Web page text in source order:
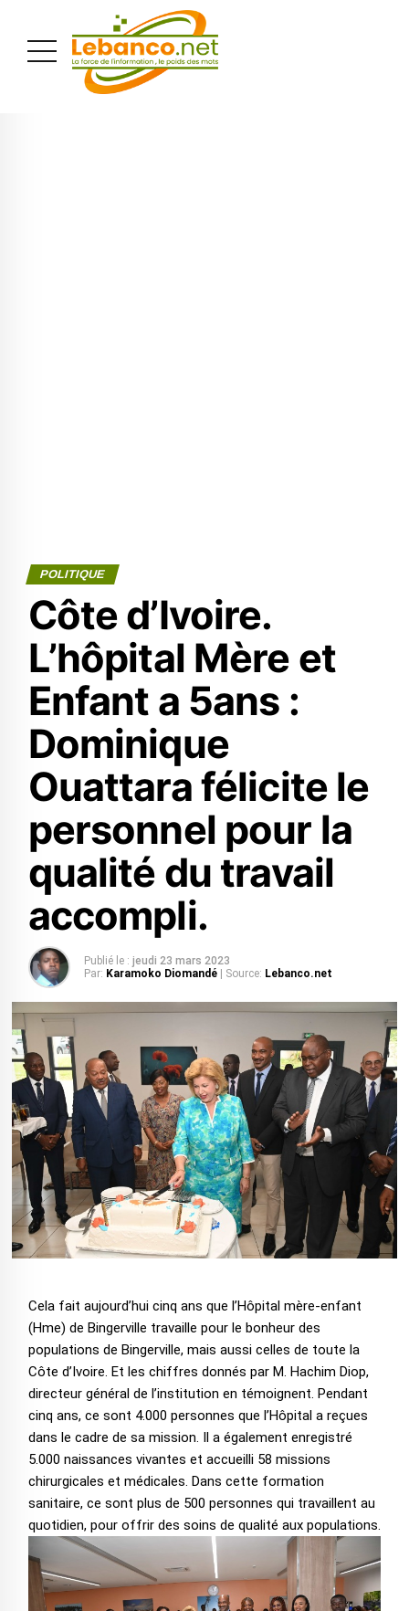
POLITIQUE
Côte d’Ivoire.
L’hôpital Mère et
Enfant a 5ans :
Dominique
Ouattara félicite le
personnel pour la
qualité du travail
accompli.
Publié le : jeudi 23 mars 2023
Par: Karamoko Diomandé | Source: Lebanco.net
Cela fait aujourd’hui cinq ans que l’Hôpital mère-enfant
(Hme) de Bingerville travaille pour le bonheur des
populations de Bingerville, mais aussi celles de toute la
Côte d’Ivoire. Et les chiffres donnés par M. Hachim Diop,
directeur général de l’institution en témoignent. Pendant
cinq ans, ce sont 4.000 personnes que l’Hôpital a reçues
dans le cadre de sa mission. Il a également enregistré
5.000 naissances vivantes et accueilli 58 missions
chirurgicales et médicales. Dans cette formation
sanitaire, ce sont plus de 500 personnes qui travaillent au
quotidien, pour offrir des soins de qualité aux populations.